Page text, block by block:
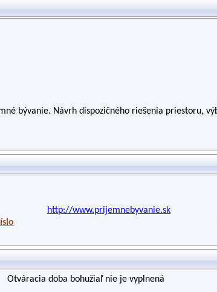
bývanie. Návrh dispozičného riešenia priestoru,
http://www.prijemnebyvanie.sk
Otváracia doba bohužiaľ nie je vyplnená